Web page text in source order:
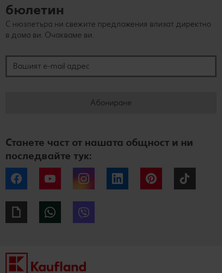
бюлетин
С нюзлетъра ни свежите предложения влизат директно
в дома ви. Очакваме ви.
Абониране
Станете част от нашата общност и ни
последвайте тук:
Facebook YouTube Instagram LinkedIn Pinterest
Giphy WhatsApp